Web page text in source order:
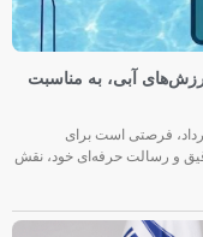
آبی، به مناسبت
راویان آب، روایتگران تلاش و پیشرفت ۱۷ مرداد، فرصتی است برای
و رسالت حرفه‌ای خود، نقش